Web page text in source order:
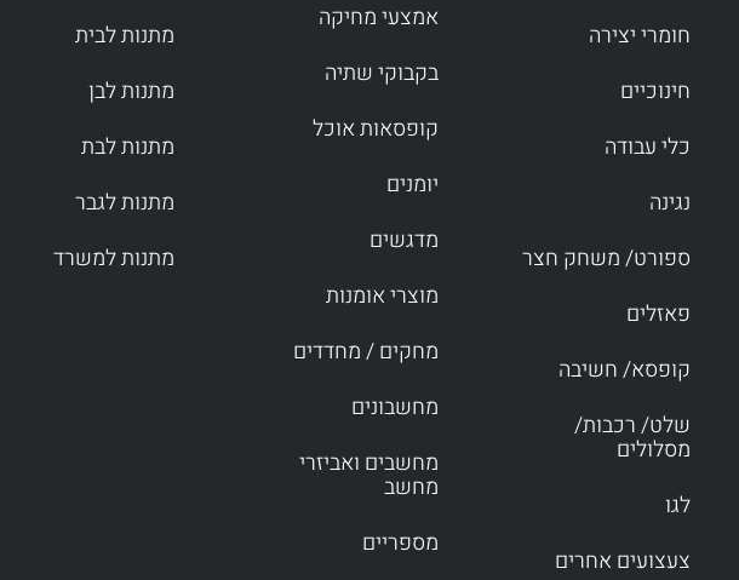
חומרי יצירה
חינוכיים
כלי עבודה
נגינה
ספורט/ משחק חצר
פאזלים
קופסא/ חשיבה
שלט/ רכבות/
מסלולים
לגו
צעצועים אחרים
אמצעי מחיקה
בקבוקי שתיה
קופסאות אוכל
יומנים
מדגשים
מוצרי אומנות
מחקים / מחדדים
מחשבונים
מחשבים ואביזרי
מחשב
מספריים
מתנות לבית
מתנות לבן
מתנות לבת
מתנות לגבר
מתנות למשרד